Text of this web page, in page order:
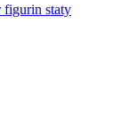
figurin staty